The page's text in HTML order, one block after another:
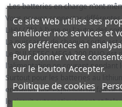
. Les batteries en charge n'ont
Vous pouvez connecter
LiHV / Pb) à l’une ou l'autre des
La puissance de chaque sortie est
Le PULSETEC MEGA 200 DUO
l'alimentation en courant pendant
Surtout pour les batteries au
entraîner une explosion du fait de
le circuit automatiquement et
Ce site Web utilise ses
améliorer nos services et
vos préférences en
Pour donner votre
sur le bouton Accepter.
Politique de cookies